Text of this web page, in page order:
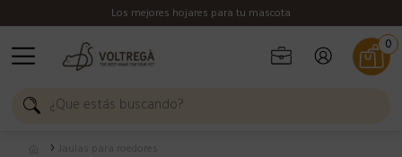
Los mejores hojares para tu mascota
0